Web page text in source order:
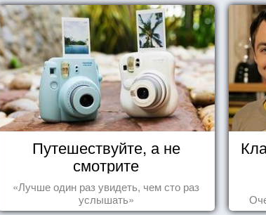
Путешествуйте, а не
смотрите
«Лучше один раз увидеть, чем сто раз
услышать»